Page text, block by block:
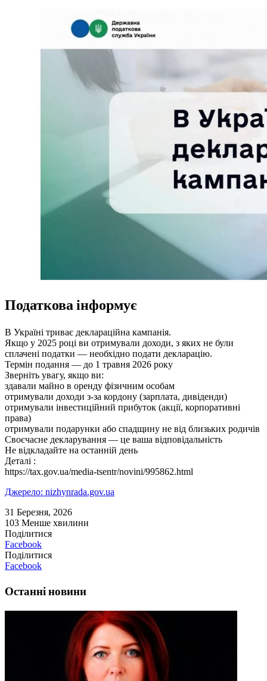
Податкова інформує
В Україні триває деклараційна кампанія.
Якщо у 2025 році ви отримували доходи, з яких не були
сплачені податки — необхідно подати декларацію.
Термін подання — до 1 травня 2026 року
Зверніть увагу, якщо ви:
здавали майно в оренду фізичним особам
отримували доходи з-за кордону (зарплата, дивіденди)
отримували інвестиційний прибуток (акції, корпоративні
права)
отримували подарунки або спадщину не від близьких родичів
Своєчасне декларування — це ваша відповідальність
Не відкладайте на останній день
Деталі :
https://tax.gov.ua/media-tsentr/novini/995862.html
Джерело: nizhynrada.gov.ua
31 Березня, 2026
103 Менше хвилини
Поділитися
Facebook
Поділитися
Facebook
Останні новини